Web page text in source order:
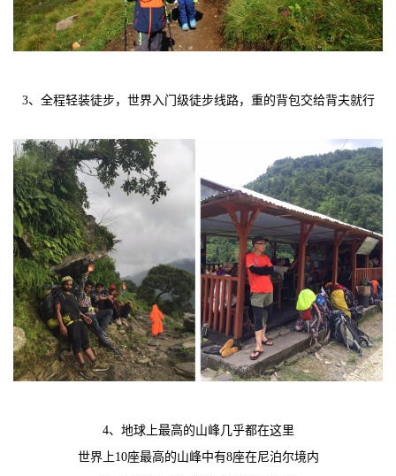
3、全程轻装徒步，世界入门级徒步线路，重的背包交给背夫就行
4、地球上最高的山峰几乎都在这里
世界上10座最高的山峰中有8座在尼泊尔境内